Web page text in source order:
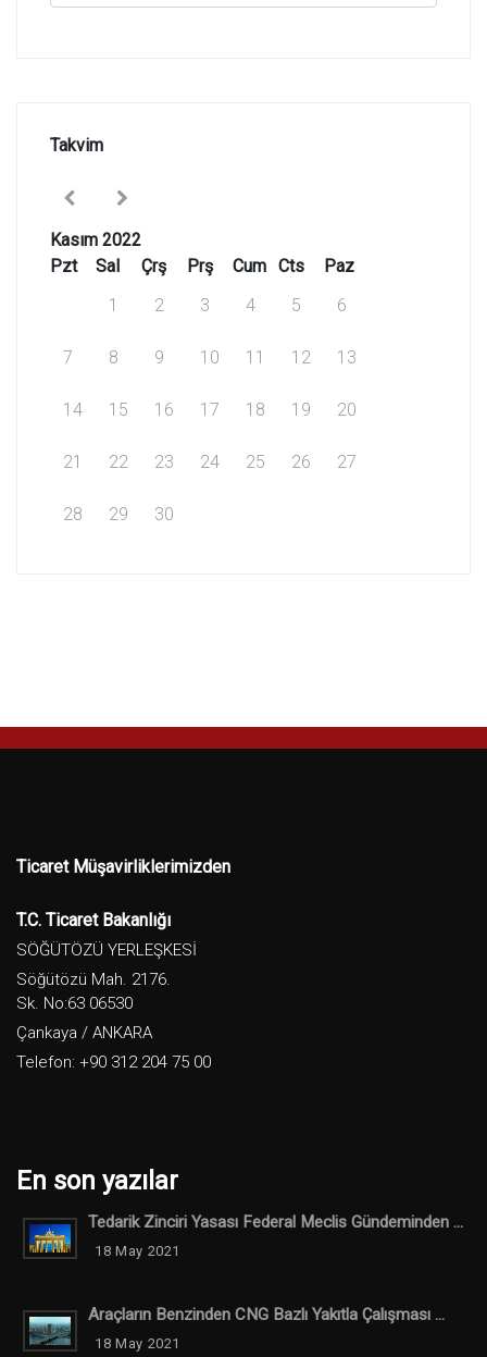
Takvim
Kasım 2022
Pzt
Sal Çrş Prş Cum Cts
Paz
1
2 3 4 5 6
7 8 9 10 11 12 13
14 15 16 17 18 19 20
21 22 23 24 25 26 27
28 29 30
Ticaret Müşavirliklerimizden
T.C. Ticaret Bakanlığı
SÖĞÜTÖZÜ YERLEŞKESİ
Söğütözü Mah. 2176.
Sk. No:63 06530
Çankaya / ANKARA
Telefon: +90 312 204 75 00
En son yazılar
Tedarik Zinciri Yasası Federal Meclis Gündeminden ...
18 May 2021
Araçların Benzinden CNG Bazlı Yakıtla Çalışması ...
18 May 2021